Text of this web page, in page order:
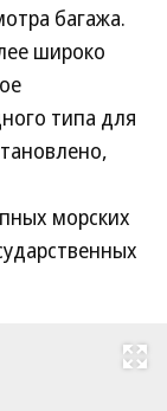
багажа.
широко
типа для
морских
Развернуть